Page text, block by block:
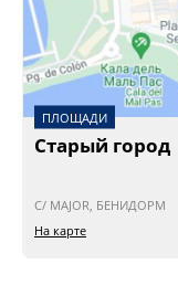
ПЛОЩАДИ
Старый город
C/ MAJOR, БЕНИДОРМ
На карте